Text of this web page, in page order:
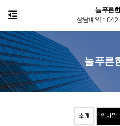
늘푸른
상담예약 :
소개 인사말
늘푸른